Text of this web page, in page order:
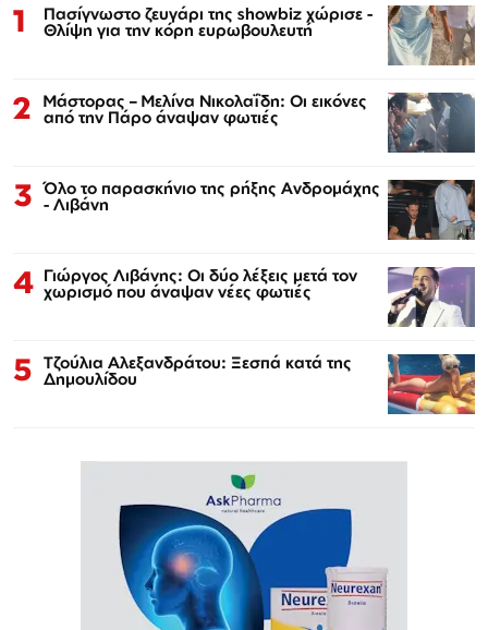
1 Πασίγνωστο ζευγάρι της showbiz χώρισε -
Θλίψη για την κόρη ευρωβουλευτή
2 Μάστορας – Μελίνα Νικολαΐδη: Οι εικόνες
από την Πάρο άναψαν φωτιές
3 Όλο το παρασκήνιο της ρήξης Ανδρομάχης
- Λιβάνη
4 Γιώργος Λιβάνης: Οι δύο λέξεις μετά τον
χωρισμό που άναψαν νέες φωτιές
5 Τζούλια Αλεξανδράτου: Ξεσπά κατά της
Δημουλίδου